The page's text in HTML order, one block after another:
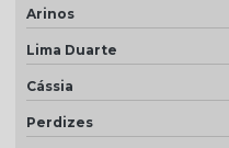
Arinos
Lima Duarte
Cássia
Perdizes